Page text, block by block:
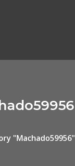
"Machado59956"